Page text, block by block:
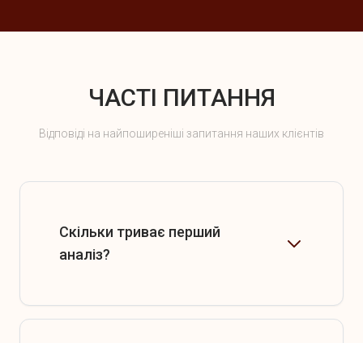
ЧАСТІ ПИТАННЯ
Відповіді на найпоширеніші запитання наших клієнтів
Скільки триває перший
аналіз?